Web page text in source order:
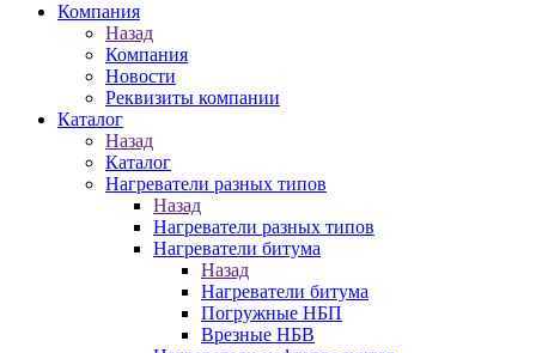
Компания
Назад
Компания
Новости
Реквизиты компании
Каталог
Назад
Каталог
Нагреватели разных типов
Назад
Нагреватели разных типов
Нагреватели битума
Назад
Нагреватели битума
Погружные НБП
Врезные НБВ